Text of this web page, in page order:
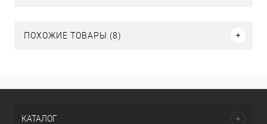
ПОХОЖИЕ ТОВАРЫ (8)
КАТАЛОГ